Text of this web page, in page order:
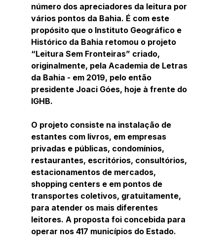
número dos apreciadores da leitura por
vários pontos da Bahia. É com este
propósito que o Instituto Geográfico e
Histórico da Bahia retomou o projeto
“Leitura Sem Fronteiras” criado,
originalmente, pela Academia de Letras
da Bahia - em 2019, pelo então
presidente Joaci Góes, hoje à frente do
IGHB.
O projeto consiste na instalação de
estantes com livros, em empresas
privadas e públicas, condomínios,
restaurantes, escritórios, consultórios,
estacionamentos de mercados,
shopping centers e em pontos de
transportes coletivos, gratuitamente,
para atender os mais diferentes
leitores. A proposta foi concebida para
operar nos 417 municípios do Estado.